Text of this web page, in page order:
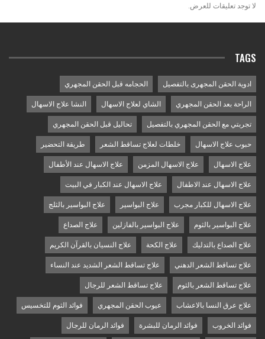
لا توجد تعليقات للعرض.
TAGS
ادوية الحقن المجهرى بالتفصيل الحجامه قبل الحقن المجهري
الراحة بعد الحقن المجهري الشاي لعلاج الاسهال النشا علاج الاسهال
تجربتي مع الحقن المجهري بالتفصيل تحاليل قبل الحقن المجهري
حبوب علاج الاسهال خلطات لعلاج تساقط الشعر طريقة التحضير
علاج الاسهال علاج الاسهال المزمن علاج الاسهال عند الأطفال
علاج الاسهال عند الاطفال علاج الاسهال عند الكبار في البيت
علاج الاسهال للكبار مجرب علاج البواسير علاج البواسير بالثلج
علاج البواسير بالثوم علاج البواسير بالفازلين علاج الصداع
علاج الصداع بالتدليك علاج الكحة علاج النسيان بالقرآن الكريم
علاج تساقط الشعر الدهني علاج تساقط الشعر الشديد عند النساء
علاج تساقط الشعر بالثوم علاج تساقط الشعر للرجال
علاج عرق النسا بالاعشاب عيوب الحقن المجهري فوائد الثوم للتخسيس
فوائد الخروب فوائد الرمان للبشرة فوائد الرمان للرجال